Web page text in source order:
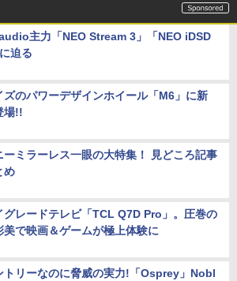
主力「NEO Stream 3」「NEO iDSD
迫る
ズのパワーデザインホイール「M6」に新
場!!
ーミラーレス一眼の大特集！ 見どころ記事
め
グレードテレビ「TCL Q7D Pro」。圧巻の
美で映画＆ゲームが極上体験に
トリーなのに脅威の実力!「Osprey」Nobl